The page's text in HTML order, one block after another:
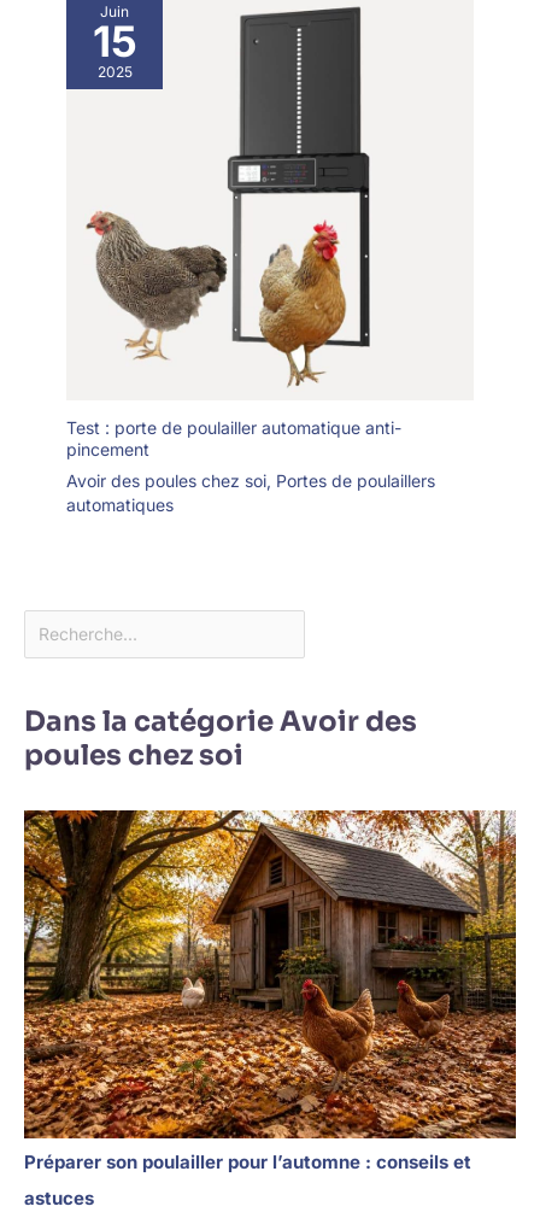
Juin
15
2025
Test : porte de poulailler automatique anti-
pincement
Avoir des poules chez soi, Portes de poulaillers
automatiques
Dans la catégorie Avoir des
poules chez soi
Préparer son poulailler pour l’automne : conseils et
astuces